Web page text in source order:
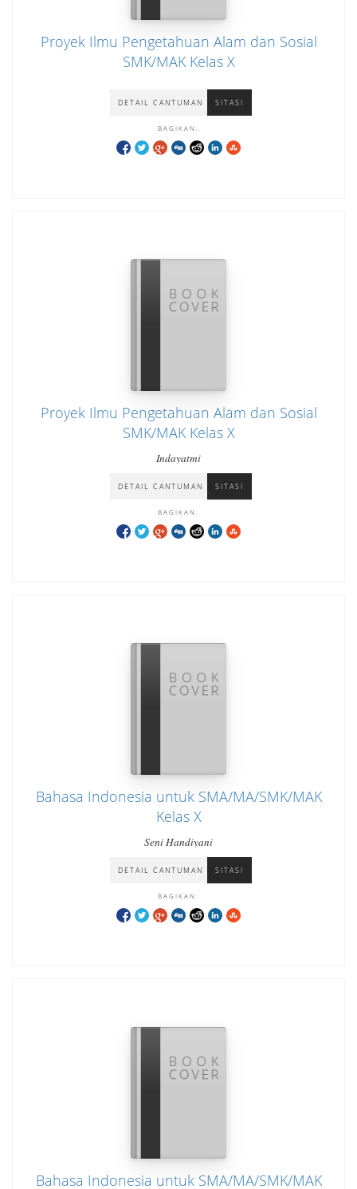
Proyek Ilmu Pengetahuan Alam dan Sosial
SMK/MAK Kelas X
DETAIL CANTUMAN SITASI
BAGIKAN:
Proyek Ilmu Pengetahuan Alam dan Sosial
SMK/MAK Kelas X
Indayatmi
DETAIL CANTUMAN SITASI
BAGIKAN:
Bahasa Indonesia untuk SMA/MA/SMK/MAK
Kelas X
Seni Handiyani
DETAIL CANTUMAN SITASI
BAGIKAN:
Bahasa Indonesia untuk SMA/MA/SMK/MAK